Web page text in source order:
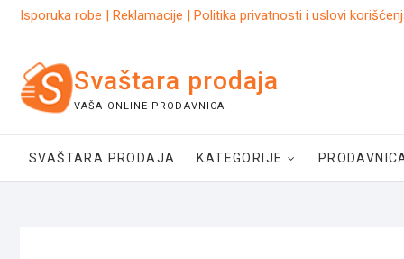
SkipIsporuka robe | Reklamacije | Politika privatnosti i uslovi
Svaštara prodaja
VAŠA ONLINE PRODAVNICA
SVAŠTARA PRODAJA KATEGORIJE